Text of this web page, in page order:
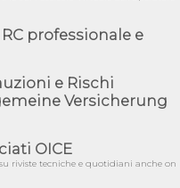
illustrativa al Bando tipo
Pubblica Confindustria
della Città metropolitana
da elenchi professionisti
professionale e
e Rischi
Versicherung
OICE
riviste tecniche e quotidiani anche on